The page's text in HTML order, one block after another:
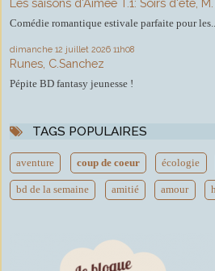
Les saisons d'Aimée T.1: Soirs d'été,
Comédie romantique estivale parfaite pour
dimanche 12 juillet 2026 11h08
Runes, C.Sanchez
Pépite BD fantasy jeunesse !
TAGS POPULAIRES
aventure coup de coeur écologie
bd de la semaine amitié amour